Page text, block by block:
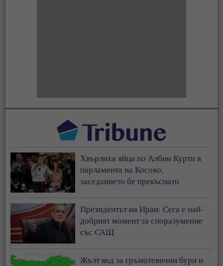
Хвърлиха яйца по Албин Курти в
парламента на Косово,
заседанието бе прекъснато
Президентът на Иран: Сега е най-
добрият момент за споразумение
със САЩ
Жълт код за гръмотевични бури и